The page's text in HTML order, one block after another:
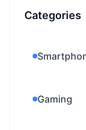
Categories
Gaming